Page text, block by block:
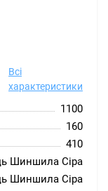
Всі
характеристики
1100
160
410
Шиншила Сіра
Шиншила Сіра